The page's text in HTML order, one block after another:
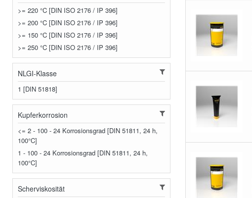
>= 220 °C [DIN ISO 2176 / IP 396]
>= 200 °C [DIN ISO 2176 / IP 396]
>= 150 °C [DIN ISO 2176 / IP 396]
>= 250 °C [DIN ISO 2176 / IP 396]
NLGI-Klasse
1 [DIN 51818]
Kupferkorrosion
<= 2 - 100 - 24 Korrosionsgrad [DIN 51811, 24 h,
100°C]
1 - 100 - 24 Korrosionsgrad [DIN 51811, 24 h,
100°C]
Scherviskosität